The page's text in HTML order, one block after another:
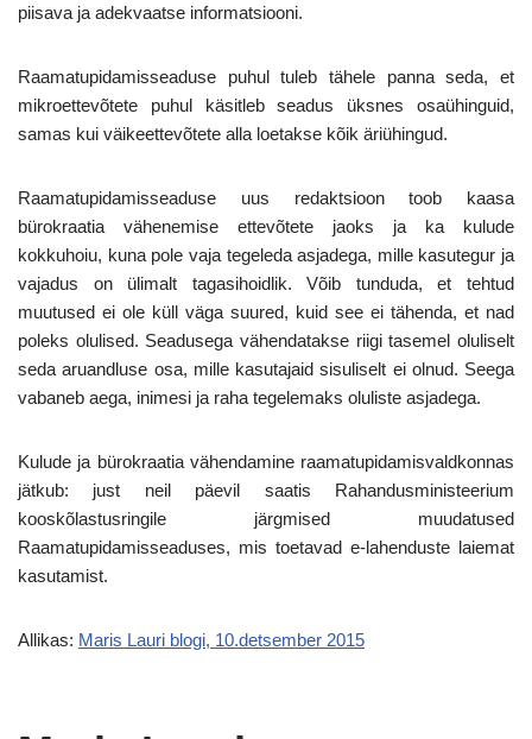
piisava ja adekvaatse informatsiooni.
Raamatupidamisseaduse puhul tuleb tähele panna seda, et
mikroettevõtete puhul käsitleb seadus üksnes osaühinguid,
samas kui väikeettevõtete alla loetakse kõik äriühingud.
Raamatupidamisseaduse uus redaktsioon toob kaasa
bürokraatia vähenemise ettevõtete jaoks ja ka kulude
kokkuhoiu, kuna pole vaja tegeleda asjadega, mille kasutegur ja
vajadus on ülimalt tagasihoidlik. Võib tunduda, et tehtud
muutused ei ole küll väga suured, kuid see ei tähenda, et nad
poleks olulised. Seadusega vähendatakse riigi tasemel oluliselt
seda aruandluse osa, mille kasutajaid sisuliselt ei olnud. Seega
vabaneb aega, inimesi ja raha tegelemaks oluliste asjadega.
Kulude ja bürokraatia vähendamine raamatupidamisvaldkonnas
jätkub: just neil päevil saatis Rahandusministeerium
kooskõlastusringile järgmised muudatused
Raamatupidamisseaduses, mis toetavad e-lahenduste laiemat
kasutamist.
Allikas: Maris Lauri blogi, 10.detsember 2015